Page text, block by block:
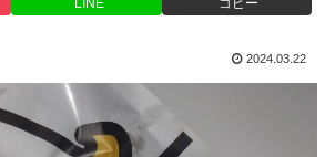
LINE コピー
2024.03.22